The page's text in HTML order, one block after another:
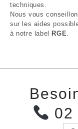
techniques.
Nous vous
sur les aides
à notre label RGE
02